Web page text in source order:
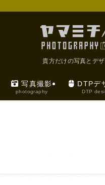
貴方だけの写真とデ
写真撮影
photography
DTPデ
DTP